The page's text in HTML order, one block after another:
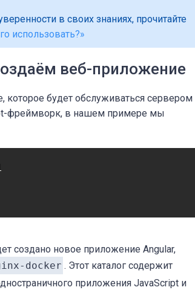
в своих знаниях, прочитайте
использовать?»
веб-приложение
будет обслуживаться сервером
фреймворк, в нашем примере мы
создано новое приложение Angular,
docker . Этот каталог содержит
приложения JavaScript и